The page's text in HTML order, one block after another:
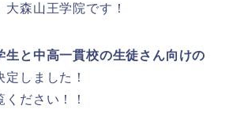
大森山王学院です！
生と中高一貫校の生徒さん向けの
定しました！
ください！！